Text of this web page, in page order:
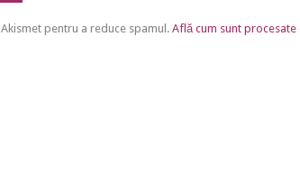
pentru a reduce spamul.Află cum sunt